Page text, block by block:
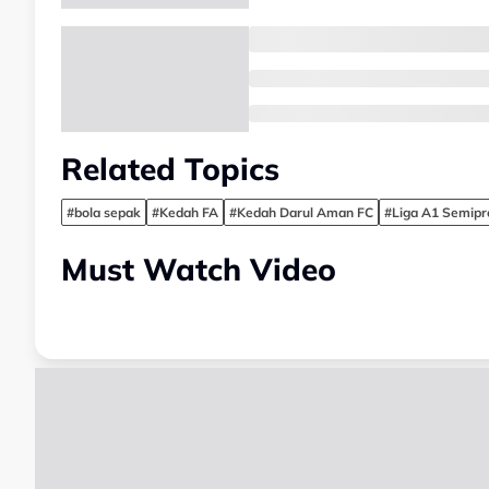
Related Topics
#bola sepak #Kedah FA #Kedah Darul Aman FC #Liga A1
Must Watch Video